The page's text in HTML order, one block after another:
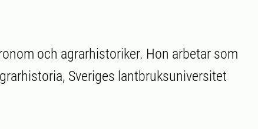
och agrarhistoriker. Hon arbetar som
Sveriges lantbruksuniversitet